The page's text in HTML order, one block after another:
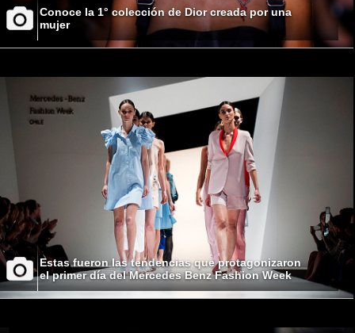
Conoce la 1° colección de Dior creada por una
mujer
Estas fueron las tendencias que protagonizaron
el primer día del Mercedes Benz Fashion Week